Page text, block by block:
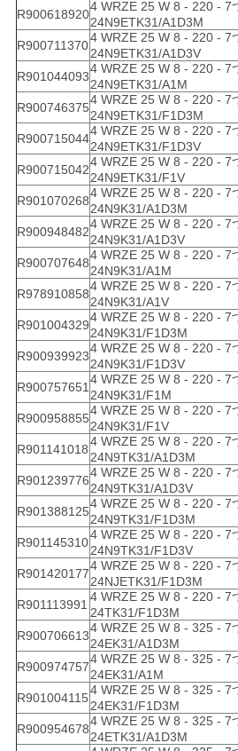
R900618920
4 WRZE 25 W 8 - 220 - 7
24N9ETK31/A1D3M
R900711370
4 WRZE 25 W 8 - 220 - 7
24N9ETK31/A1D3V
R901044093
4 WRZE 25 W 8 - 220 - 7
24N9ETK31/A1M
R900746375
4 WRZE 25 W 8 - 220 - 7
24N9ETK31/F1D3M
R900715044
4 WRZE 25 W 8 - 220 - 7
24N9ETK31/F1D3V
R900715042
4 WRZE 25 W 8 - 220 - 7
24N9ETK31/F1V
R901070268
4 WRZE 25 W 8 - 220 - 7
24N9K31/A1D3M
R900948482
4 WRZE 25 W 8 - 220 - 7
24N9K31/A1D3V
R900707648
4 WRZE 25 W 8 - 220 - 7
24N9K31/A1M
R978910858
4 WRZE 25 W 8 - 220 - 7
24N9K31/A1V
R901004329
4 WRZE 25 W 8 - 220 - 7
24N9K31/F1D3M
R900939923
4 WRZE 25 W 8 - 220 - 7
24N9K31/F1D3V
R900757651
4 WRZE 25 W 8 - 220 - 7
24N9K31/F1M
R900958855
4 WRZE 25 W 8 - 220 - 7
24N9K31/F1V
R901141018
4 WRZE 25 W 8 - 220 - 7
24N9TK31/A1D3M
R901239776
4 WRZE 25 W 8 - 220 - 7
24N9TK31/A1D3V
R901388125
4 WRZE 25 W 8 - 220 - 7
24N9TK31/F1D3M
R901145310
4 WRZE 25 W 8 - 220 - 7
24N9TK31/F1D3V
R901420177
4 WRZE 25 W 8 - 220 - 7
24NJETK31/F1D3M
R901113991
4 WRZE 25 W 8 - 220 - 7
24TK31/F1D3M
R900706613
4 WRZE 25 W 8 - 325 - 7
24EK31/A1D3M
R900974757
4 WRZE 25 W 8 - 325 - 7
24EK31/A1M
R901004115
4 WRZE 25 W 8 - 325 - 7
24EK31/F1D3M
R900954678
4 WRZE 25 W 8 - 325 - 7
24ETK31/A1D3M